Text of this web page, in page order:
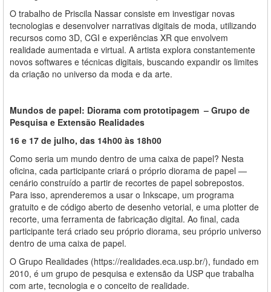
O trabalho de Priscila Nassar consiste em investigar novas
tecnologias e desenvolver narrativas digitais de moda, utilizando
recursos como 3D, CGI e experiências XR que envolvem
realidade aumentada e virtual. A artista explora constantemente
novos softwares e técnicas digitais, buscando expandir os limites
da criação no universo da moda e da arte.
Mundos de papel: Diorama com prototipagem – Grupo de
Pesquisa e Extensão Realidades
16 e 17 de julho, das 14h00 às 18h00
Como seria um mundo dentro de uma caixa de papel? Nesta
oficina, cada participante criará o próprio diorama de papel —
cenário construído a partir de recortes de papel sobrepostos.
Para isso, aprenderemos a usar o Inkscape, um programa
gratuito e de código aberto de desenho vetorial, e uma plotter de
recorte, uma ferramenta de fabricação digital. Ao final, cada
participante terá criado seu próprio diorama, seu próprio universo
dentro de uma caixa de papel.
O Grupo Realidades (https://realidades.eca.usp.br/), fundado em
2010, é um grupo de pesquisa e extensão da USP que trabalha
com arte, tecnologia e o conceito de realidade.